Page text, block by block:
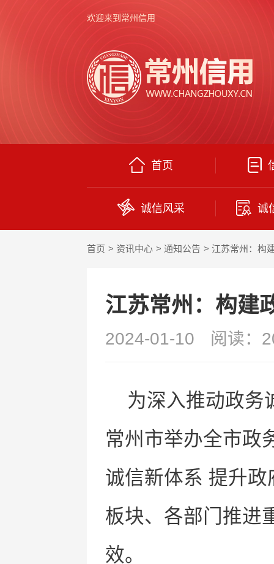
欢迎来到常州信用
首页
诚信风采 诚
首页 资讯中心 通知公告 江苏常州：构
江苏常州：构建
2024-01-10 阅读：
为深入推动政务
常州市举办全市政
诚信新体系 提升
板块、各部门推进
效。